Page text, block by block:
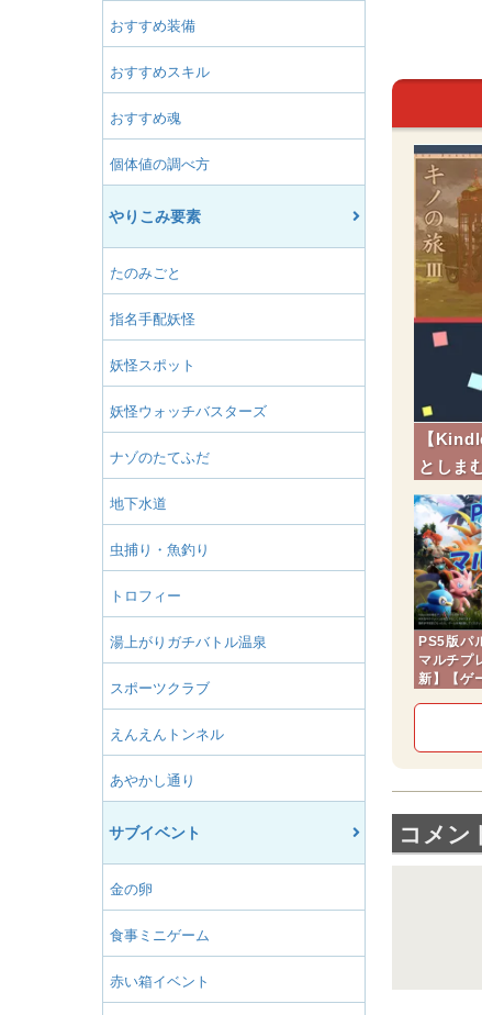
おすすめ装備
おすすめスキル
おすすめ魂
個体値の調べ方
やりこみ要素
たのみごと
指名手配妖怪
妖怪スポット
妖怪ウォッチバスターズ
ナゾのたてふだ
地下水道
虫捕り・魚釣り
トロフィー
湯上がりガチバトル温泉
スポーツクラブ
えんえんトンネル
あやかし通り
サブイベント
金の卵
食事ミニゲーム
赤い箱イベント
【
としま
PS5版パ
マルチプ
新】【ゲ
コメン